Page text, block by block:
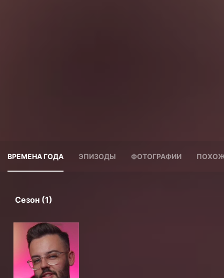
ВРЕМЕНА ГОДА ЭПИЗОДЫ ФОТОГРАФИИ
Сезон (1)